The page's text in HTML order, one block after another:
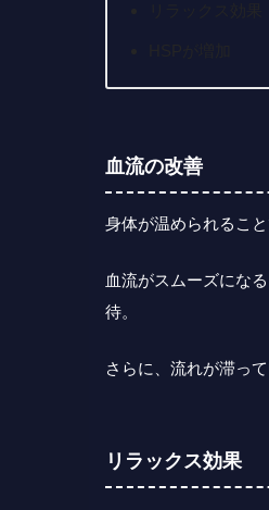
血流の改善
身体が温められるこ
血流がスムーズにな
待。
さらに、流れが滞っ
リラックス効果